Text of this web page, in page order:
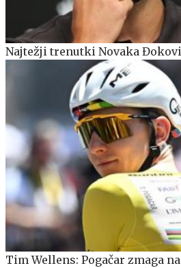
Najtežji trenutki Novaka
Tim Wellens: Pogačar zmaga